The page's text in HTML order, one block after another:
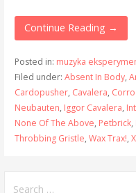
Continue Reading →
Posted in: muzyka
Filed under: Absent In Body,
Cardopusher, Cavalera,
Neubauten, Iggor Cavalera,
None Of The Above, Petbrick,
Throbbing Gristle, Wax Trax!,